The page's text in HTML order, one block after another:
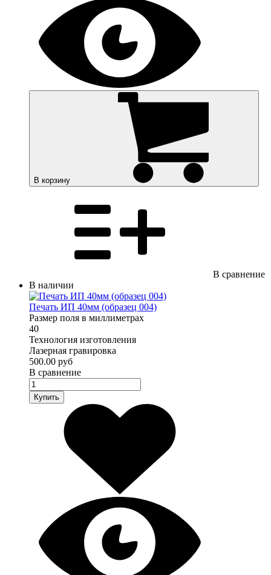
В корзину
В сравнение
В наличии
Печать ИП 40мм (образец 004)
Размер поля в миллиметрах
40
Технология изготовления
Лазерная гравировка
500.00 руб
В сравнение
Купить